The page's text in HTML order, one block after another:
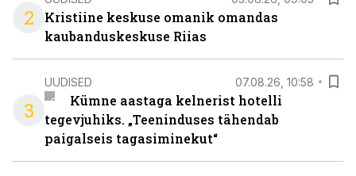
2
Kristiine keskuse omanik omandas
kaubanduskeskuse Riias
3
UUDISED 07.08.26, 10:58
Kümne aastaga kelnerist hotelli
tegevjuhiks. „Teeninduses tähendab
paigalseis tagasiminekut“